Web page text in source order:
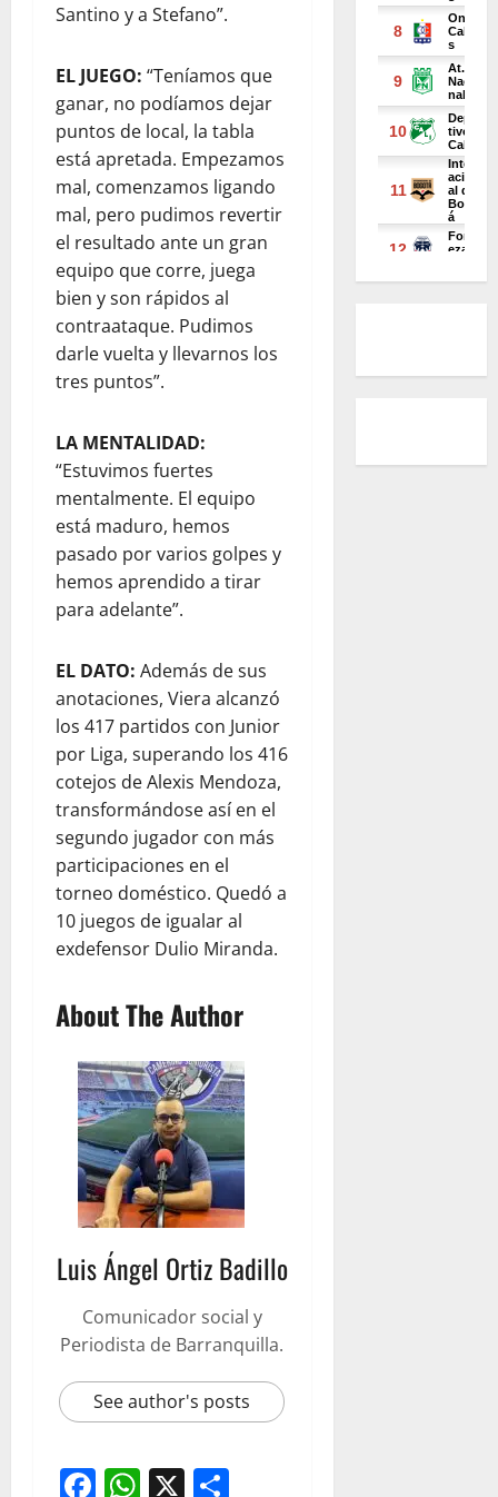
Santino y a Stefano”.
EL JUEGO: “Teníamos que
ganar, no podíamos dejar
puntos de local, la tabla
está apretada. Empezamos
mal, comenzamos ligando
mal, pero pudimos revertir
el resultado ante un gran
equipo que corre, juega
bien y son rápidos al
contraataque. Pudimos
darle vuelta y llevarnos los
tres puntos”.
LA MENTALIDAD:
“Estuvimos fuertes
mentalmente. El equipo
está maduro, hemos
pasado por varios golpes y
hemos aprendido a tirar
para adelante”.
EL DATO: Además de sus
anotaciones, Viera alcanzó
los 417 partidos con Junior
por Liga, superando los 416
cotejos de Alexis Mendoza,
transformándose así en el
segundo jugador con más
participaciones en el
torneo doméstico. Quedó a
10 juegos de igualar al
exdefensor Dulio Miranda.
About The Author
Luis Ángel Ortiz Badillo
Comunicador social y
Periodista de Barranquilla.
See author's posts
Facebook
WhatsApp
X